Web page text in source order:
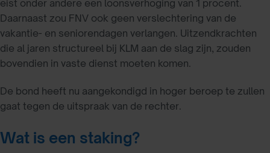
eist onder andere een loonsverhoging van 1 procent.
Daarnaast zou FNV ook geen verslechtering van de
vakantie- en seniorendagen verlangen. Uitzendkrachten
die al jaren structureel bij KLM aan de slag zijn, zouden
bovendien in vaste dienst moeten komen.
De bond heeft nu aangekondigd in hoger beroep te zullen
gaat tegen de uitspraak van de rechter.
Wat is een staking?